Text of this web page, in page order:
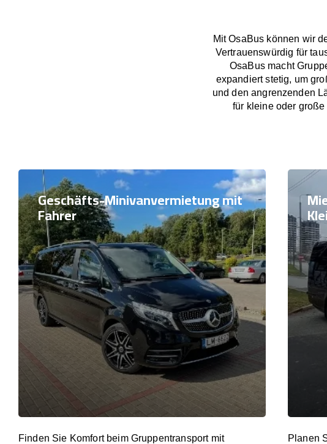
Mit OsaBus können wir
Vertrauenswürdig für
OsaBus macht
expandiert stetig, um
und den angrenzenden
für kleine oder
Geschäfts-Minivanvermietung mit
Fahrer
Finden Sie Komfort beim Gruppentransport mit
Planen